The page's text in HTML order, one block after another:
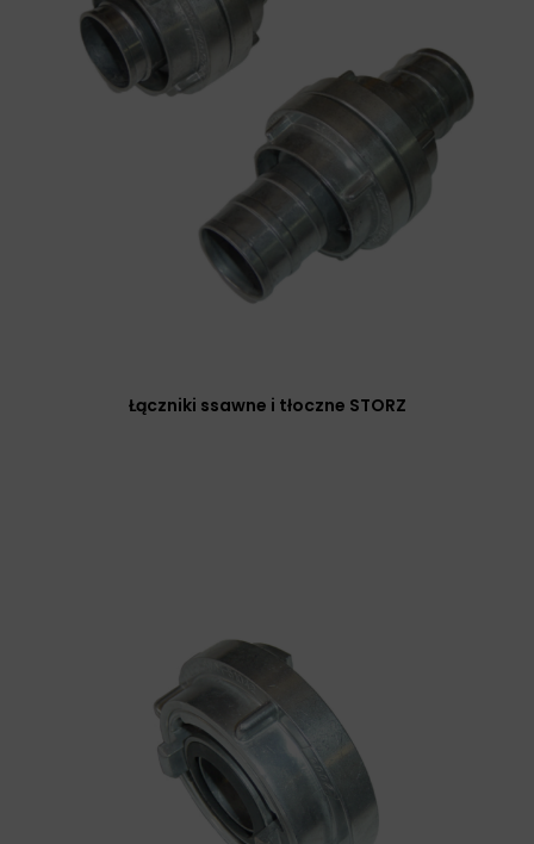
Łączniki ssawne i tłoczne STORZ